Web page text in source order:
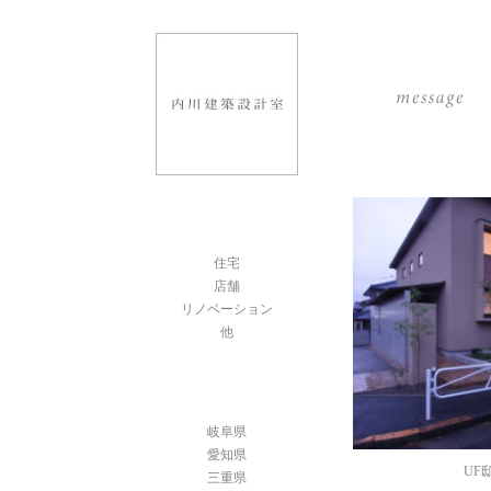
住宅
店舗
リノベーション
他
岐阜県
愛知県
三重県
UF